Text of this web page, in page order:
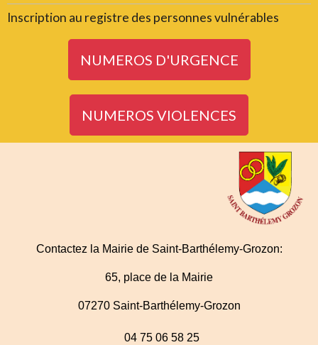
Inscription au registre des personnes vulnérables
NUMEROS D'URGENCE
NUMEROS VIOLENCES
Contactez la Mairie de Saint-Barthélemy-Grozon:
65, place de la Mairie
07270 Saint-Barthélemy-Grozon
04 75 06 58 25